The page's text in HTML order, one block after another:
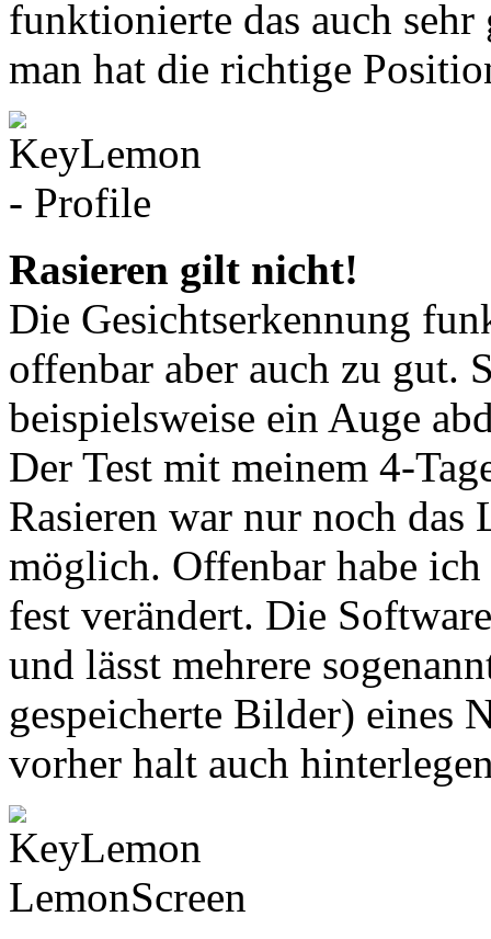
funktionierte das auch
man hat die richtige
Rasieren gilt nicht!
Die Gesichtserkennung
offenbar aber auch zu gut.
beispielsweise ein Auge
Der Test mit meinem 4-
Rasieren war nur noch das
möglich. Offenbar habe
fest verändert. Die
und lässt mehrere
gespeicherte Bilder) eines
vorher halt auch